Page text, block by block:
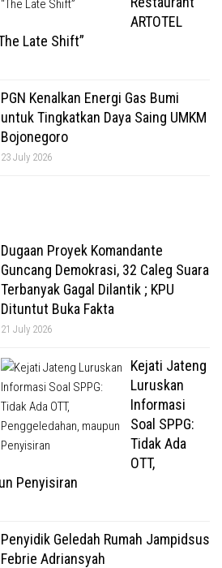
ARTOTEL
Late Shift”
PGN Kenalkan Energi Gas Bumi
untuk Tingkatkan Daya Saing UMKM
Bojonegoro
23 July 2026
Dugaan Proyek Komandante
Guncang Demokrasi, 32 Caleg Suara
Terbanyak Gagal Dilantik ; KPU
Dituntut Buka Fakta
21 July 2026
Kejati Jateng
Luruskan
Informasi
Soal SPPG:
Tidak Ada
OTT,
Penyisiran
Penyidik Geledah Rumah Jampidsus
Febrie Adriansyah